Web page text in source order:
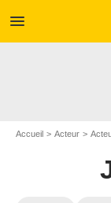
menu
Accueil Acteur